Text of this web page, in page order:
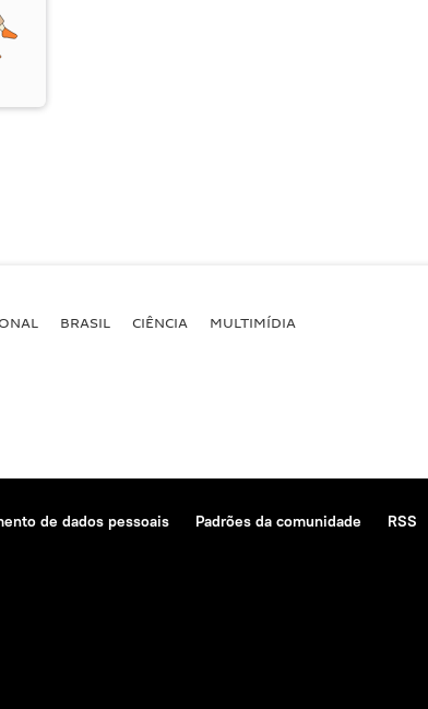
BRASIL CIÊNCIA MULTIMÍDIA
de dados pessoais Padrões da comunidade
RSS